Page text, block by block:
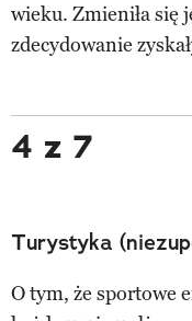
wieku. Zmieniła się
zdecydowanie
4 z 7
Turystyka
O tym, że sportowe